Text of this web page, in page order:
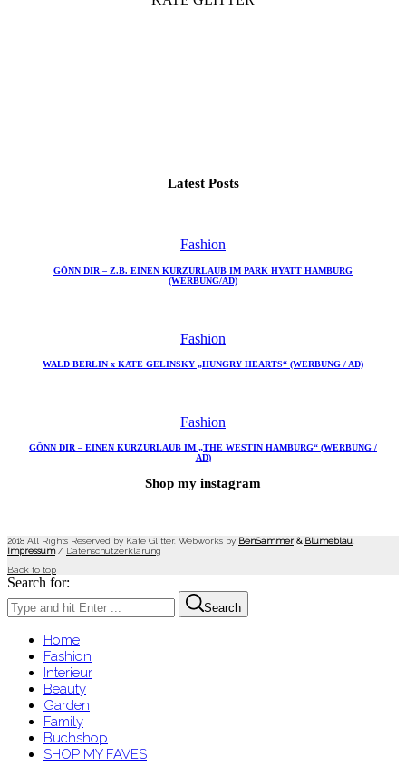
Latest Posts
Fashion
GÖNN DIR – Z.B. EINEN KURZURLAUB IM PARK HYATT HAMBURG
(WERBUNG/AD)
Fashion
WALD BERLIN x KATE GELINSKY „HUNGRY HEARTS“ (WERBUNG / AD)
Fashion
GÖNN DIR – EINEN KURZURLAUB IM „THE WESTIN HAMBURG“ (WERBUNG /
AD)
Shop my instagram
2018 All Rights Reserved by Kate Glitter. Webworks by BenSammer & Blumeblau
Impressum/ Datenschutzerklärung
Back to top
Search for:
Search
Home
Fashion
Interieur
Beauty
Garden
Family
Buchshop
SHOP MY FAVES